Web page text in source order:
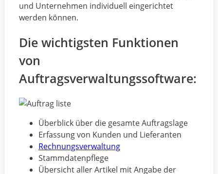
und Unternehmen individuell eingerichtet
werden können.
Die wichtigsten Funktionen
von
Auftragsverwaltungssoftware:
Überblick über die gesamte Auftragslage
Erfassung von Kunden und Lieferanten
Rechnungsverwaltung
Stammdatenpflege
Übersicht aller Artikel mit Angabe der